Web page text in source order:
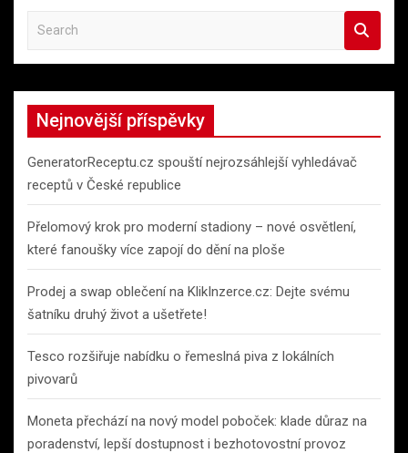
a
r
h
Nejnovější příspěvky
GeneratorReceptu.cz spouští nejrozsáhlejší vyhledávač
receptů v České republice
Přelomový krok pro moderní stadiony – nové osvětlení,
které fanoušky více zapojí do dění na ploše
Prodej a swap oblečení na KlikInzerce.cz: Dejte svému
šatníku druhý život a ušetřete!
Tesco rozšiřuje nabídku o řemeslná piva z lokálních
pivovarů
Moneta přechází na nový model poboček: klade důraz na
poradenství, lepší dostupnost i bezhotovostní provoz